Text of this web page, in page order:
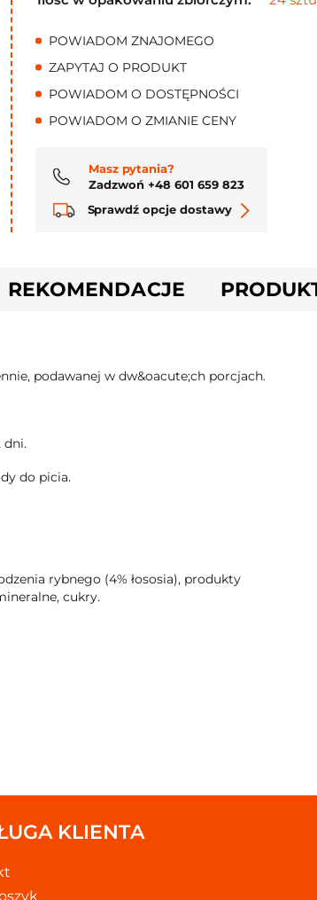
POWIADOM ZNAJOMEGO
ZAPYTAJ O PRODUKT
POWIADOM O DOSTĘPNOŚCI
POWIADOM O ZMIANIE CENY
Masz pytania?
Zadzwoń +48 601 659 823
Sprawdź opcje dostawy
REKOMENDACJE
podawanej w dw&oacute;ch porcjach.
dni.
do picia.
rybnego (4% łososia), produkty
cukry.
KLIENTA